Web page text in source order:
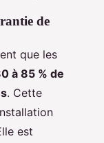
de
que les
à 85 % de
. Cette
est